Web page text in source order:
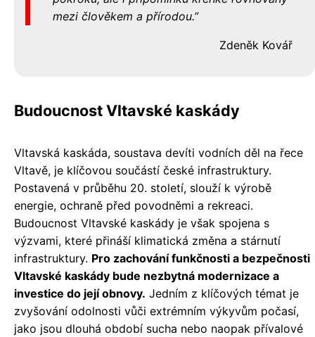
mezi člověkem a přírodou.
Zdeněk Kovář
Budoucnost Vltavské kaskády
Vltavská kaskáda, soustava devíti vodních děl na řece
Vltavě, je klíčovou součástí české infrastruktury.
Postavená v průběhu 20. století, slouží k výrobě
energie, ochraně před povodněmi a rekreaci.
Budoucnost Vltavské kaskády je však spojena s
výzvami, které přináší klimatická změna a stárnutí
infrastruktury. Pro zachování funkčnosti a bezpečnosti
Vltavské kaskády bude nezbytná modernizace a
investice do její obnovy. Jedním z klíčových témat je
zvyšování odolnosti vůči extrémním výkyvům počasí,
jako jsou dlouhá období sucha nebo naopak přívalové